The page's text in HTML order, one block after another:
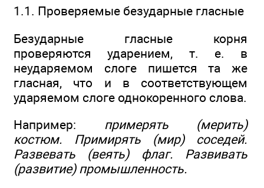
1.1. Проверяемые безударные гласные
Безударные гласные корня
проверяются ударением, т. е. в
неударяемом слоге пишется та же
гласная, что и в соответствующем
ударяемом слоге однокоренного слова.
Например: примерять (мерить)
костюм. Примирять (мир) соседей.
Развевать (веять) флаг. Развивать
(развитие) промышленность.